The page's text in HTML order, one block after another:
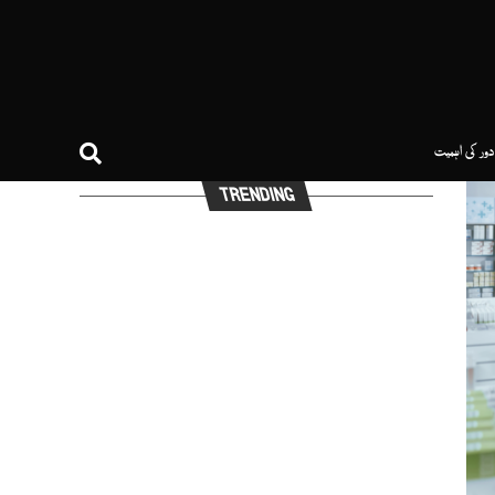
کی اہمیت
TRENDING